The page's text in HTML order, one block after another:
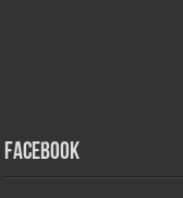
Facebook